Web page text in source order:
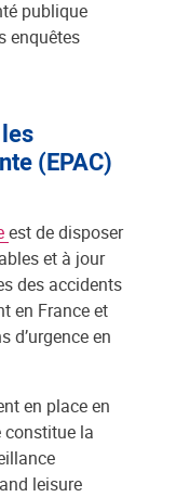
publique
enquêtes
(EPAC)
est de disposer
et à jour
des accidents
en France et
d’urgence en
en place en
constitue la
leisure